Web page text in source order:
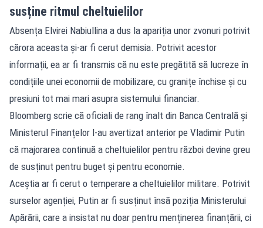
susține ritmul cheltuielilor
Absența Elvirei Nabiullina a dus la apariția unor zvonuri potrivit
cărora aceasta și-ar fi cerut demisia. Potrivit acestor
informații, ea ar fi transmis că nu este pregătită să lucreze în
condițiile unei economii de mobilizare, cu granițe închise și cu
presiuni tot mai mari asupra sistemului financiar.
Bloomberg scrie că oficiali de rang înalt din Banca Centrală și
Ministerul Finanțelor l-au avertizat anterior pe Vladimir Putin
că majorarea continuă a cheltuielilor pentru război devine greu
de susținut pentru buget și pentru economie.
Aceștia ar fi cerut o temperare a cheltuielilor militare. Potrivit
surselor agenției, Putin ar fi susținut însă poziția Ministerului
Apărării, care a insistat nu doar pentru menținerea finanțării, ci